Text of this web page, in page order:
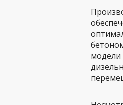
модели